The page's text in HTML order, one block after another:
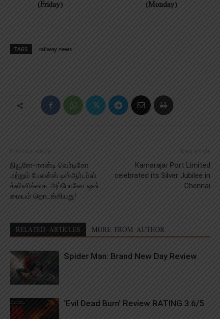
(Friday) (Monday)
TAGS railway news
Previous article
நியூரோ-ஈஎன்டி வெர்டிகோ
மற்றும் பேலன்ஸ் டிஸ்ஆர்டர்ஸ்
க்ளினிக்கை அப்போலோ ஒன்
மையம் தொடங்கியது!
Next article
Kamarajar Port Limited
celebrated its Silver Jubilee in
Chennai
RELATED ARTICLES MORE FROM AUTHOR
Spider Man: Brand New Day Review
‘Evil Dead Burn’ Review RATING 3.6/5